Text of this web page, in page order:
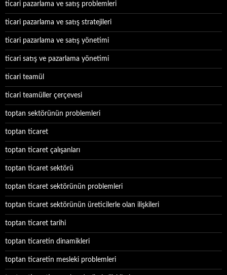
ticari pazarlama ve satış problemleri
ticari pazarlama ve satış stratejileri
ticari pazarlama ve satış yönetimi
ticari satış ve pazarlama yönetimi
ticari teamül
ticari teamüller çerçevesi
toptan sektörünün problemleri
toptan ticaret
toptan ticaret çalışanları
toptan ticaret sektörü
toptan ticaret sektörünün problemleri
toptan ticaret sektörünün üreticilerle olan ilişkileri
toptan ticaret tarihi
toptan ticaretin dinamikleri
toptan ticaretin mesleki problemleri